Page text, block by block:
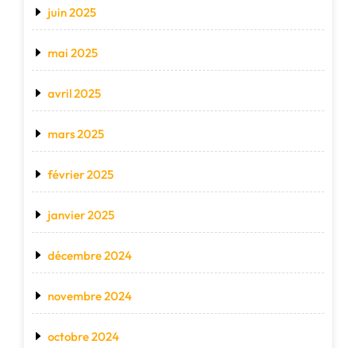
juin 2025
mai 2025
avril 2025
mars 2025
février 2025
janvier 2025
décembre 2024
novembre 2024
octobre 2024